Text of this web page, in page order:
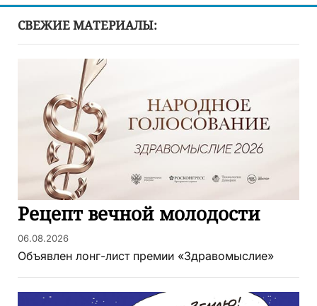
СВЕЖИЕ МАТЕРИАЛЫ:
Рецепт вечной молодости
06.08.2026
Объявлен лонг-лист премии «Здравомыслие»